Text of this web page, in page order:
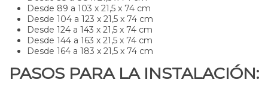
Desde 89 a 103 x 21,5 x 74 cm
Desde 104 a 123 x 21,5 x 74 cm
Desde 124 a 143 x 21,5 x 74 cm
Desde 144 a 163 x 21,5 x 74 cm
Desde 164 a 183 x 21,5 x 74 cm
PASOS PARA LA INSTALACIÓN: